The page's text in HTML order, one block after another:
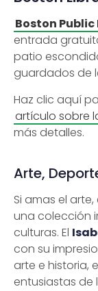
Boston
entrada
patio
guardados de
Haz clic aquí
artículo sobre
más detalles.
Arte,
Si amas el arte,
una colección
culturas. El
con su
arte e historia,
entusiastas de